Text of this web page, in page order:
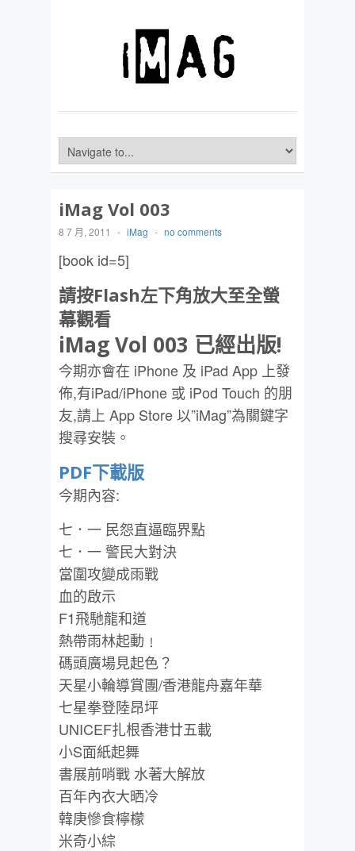
iMag Vol 003
8 7 月, 2011 - iMag - no comments
[book id=5]
請按Flash左下角放大至全螢
幕觀看
iMag Vol 003 已經出版!
今期亦會在 iPhone 及 iPad App 上發
佈,有iPad/iPhone 或 iPod Touch 的朋
友,請上 App Store 以”iMag”為關鍵字
搜尋安裝。
PDF下載版
今期內容:
七．一 民怨直逼臨界點
七．一 警民大對決
當圍攻變成雨戰
血的啟示
F1飛馳龍和道
熱帶雨林起動﹗
碼頭廣場見起色？
天星小輪導賞團/香港龍舟嘉年華
七星拳登陸昂坪
UNICEF扎根香港廿五載
小S面紙起舞
書展前哨戰 水著大解放
百年內衣大晒冷
韓庚慘食檸檬
米奇小綜